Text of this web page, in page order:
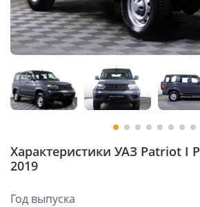
Характеристики УАЗ Patriot I
2019
Год выпуска